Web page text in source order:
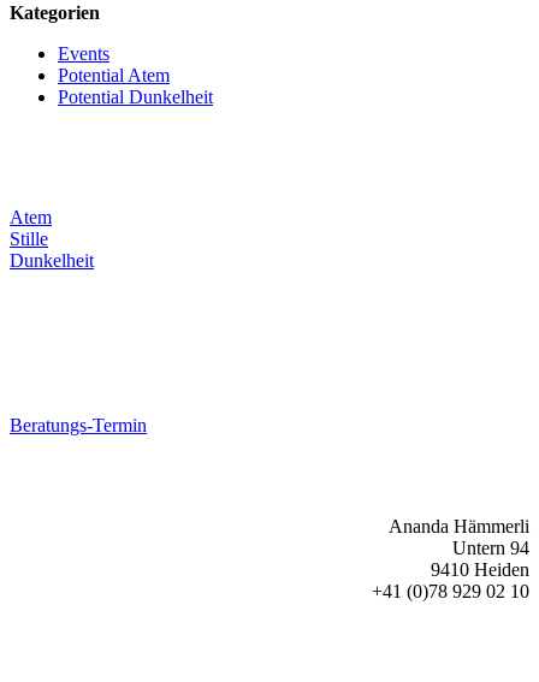
Kategorien
Events
Potential Atem
Potential Dunkelheit
Atem
Stille
Dunkelheit
Beratungs-Termin
Ananda Hämmerli
Untern 94
9410 Heiden
+41 (0)78 929 02 10